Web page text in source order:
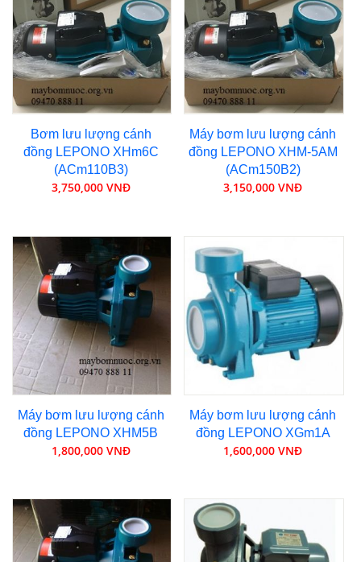
Bơm lưu lượng cánh
đồng LEPONO XHm6C
(ACm110B3)
3,750,000 VNĐ
Máy bơm lưu lượng cánh
đồng LEPONO XHM-5AM
(ACm150B2)
3,150,000 VNĐ
Máy bơm lưu lượng cánh
đồng LEPONO XHM5B
1,800,000 VNĐ
Máy bơm lưu lượng cánh
đồng LEPONO XGm1A
1,600,000 VNĐ